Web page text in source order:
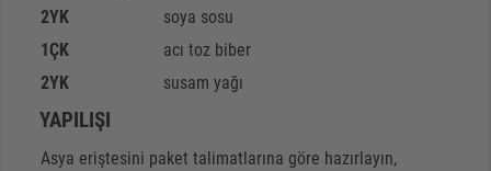
2YK
soya sosu
1 ÇK
acı toz biber
2YK susam yağı
YAPILIŞI
Asya eriştesini paket talimatlarına göre hazırlayın,